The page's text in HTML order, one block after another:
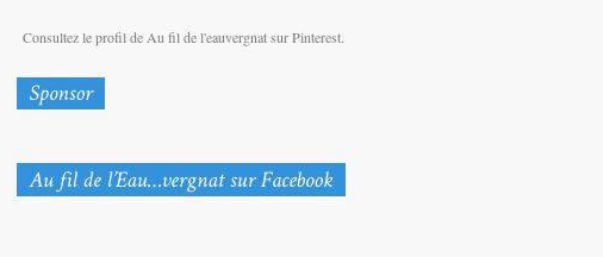
Consultez le profil de Au fil de l'eauvergnat sur Pinterest.